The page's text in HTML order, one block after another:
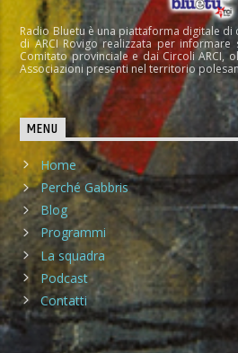
Radio Bluetu è una piattaforma digitale
di ARCI Rovigo realizzata per
Comitato provinciale e dai Circoli ARCI,
Associazioni presenti nel territorio
MENU
Home
Perché Gabbris
Blog
Programmi
La squadra
Podcast
Contatti